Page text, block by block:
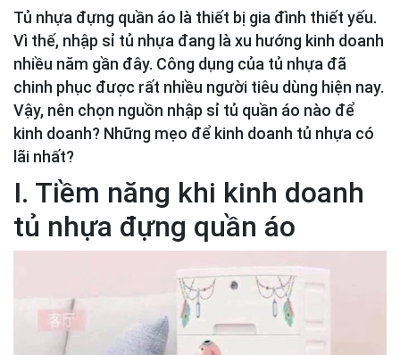
Tủ nhựa đựng quần áo là thiết bị gia đình thiết yếu.
Vì thế, nhập sỉ tủ nhựa đang là xu hướng kinh doanh
nhiều năm gần đây. Công dụng của tủ nhựa đã
chinh phục được rất nhiều người tiêu dùng hiện nay.
Vậy, nên chọn nguồn nhập sỉ tủ quần áo nào để
kinh doanh? Những mẹo để kinh doanh tủ nhựa có
lãi nhất?
I. Tiềm năng khi kinh doanh
tủ nhựa đựng quần áo